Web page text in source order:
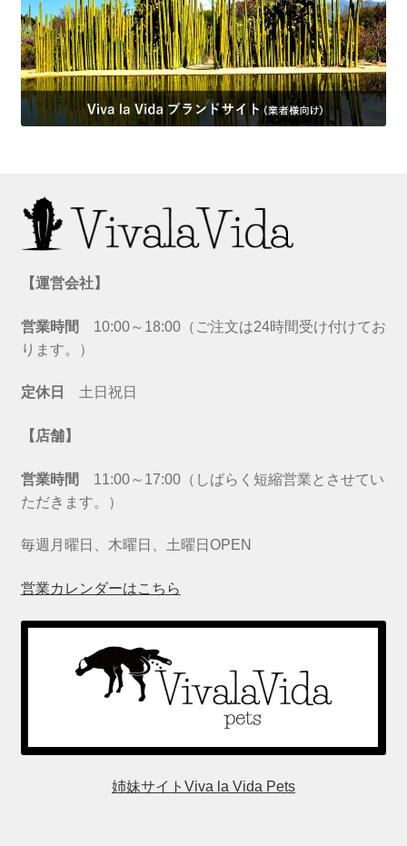
【運営会社】
営業時間 10:00～18:00（ご注文は24時間受け付けてお
ります。）
定休日 土日祝日
【店舗】
営業時間 11:00～17:00（しばらく短縮営業とさせてい
ただきます。）
毎週月曜日、木曜日、土曜日OPEN
営業カレンダーはこちら
姉妹サイトViva la Vida Pets